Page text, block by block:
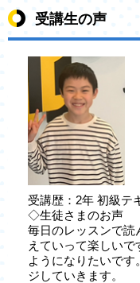
受講生の声
受講歴：2年 初級テ
◇生徒さまのお声
毎日のレッスンで読
えていって楽しい
ようになりたいで
ジしていきます。